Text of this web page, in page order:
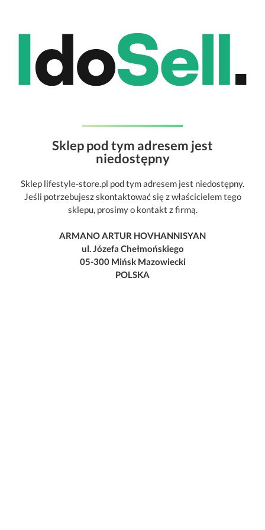
Sklep pod tym adresem jest
niedostępny
Sklep lifestyle-store.pl pod tym adresem jest niedostępny.
Jeśli potrzebujesz skontaktować się z właścicielem tego
sklepu, prosimy o kontakt z firmą.
ARMANO ARTUR HOVHANNISYAN
ul. Józefa Chełmońskiego
05-300 Mińsk Mazowiecki
POLSKA